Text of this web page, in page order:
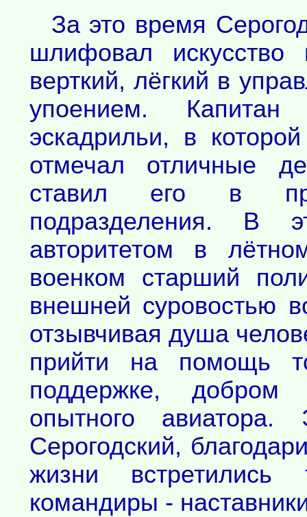
За это время
шлифовал
верткий, лёгкий в
упоением.
эскадрильи, в
отмечал отличные
ставил его в
подразделения. В
авторитетом в
военком старший
внешней суровостью
отзывчивая душа
прийти на помощь
поддержке, добром
опытного
Серогодский,
жизни
командиры -